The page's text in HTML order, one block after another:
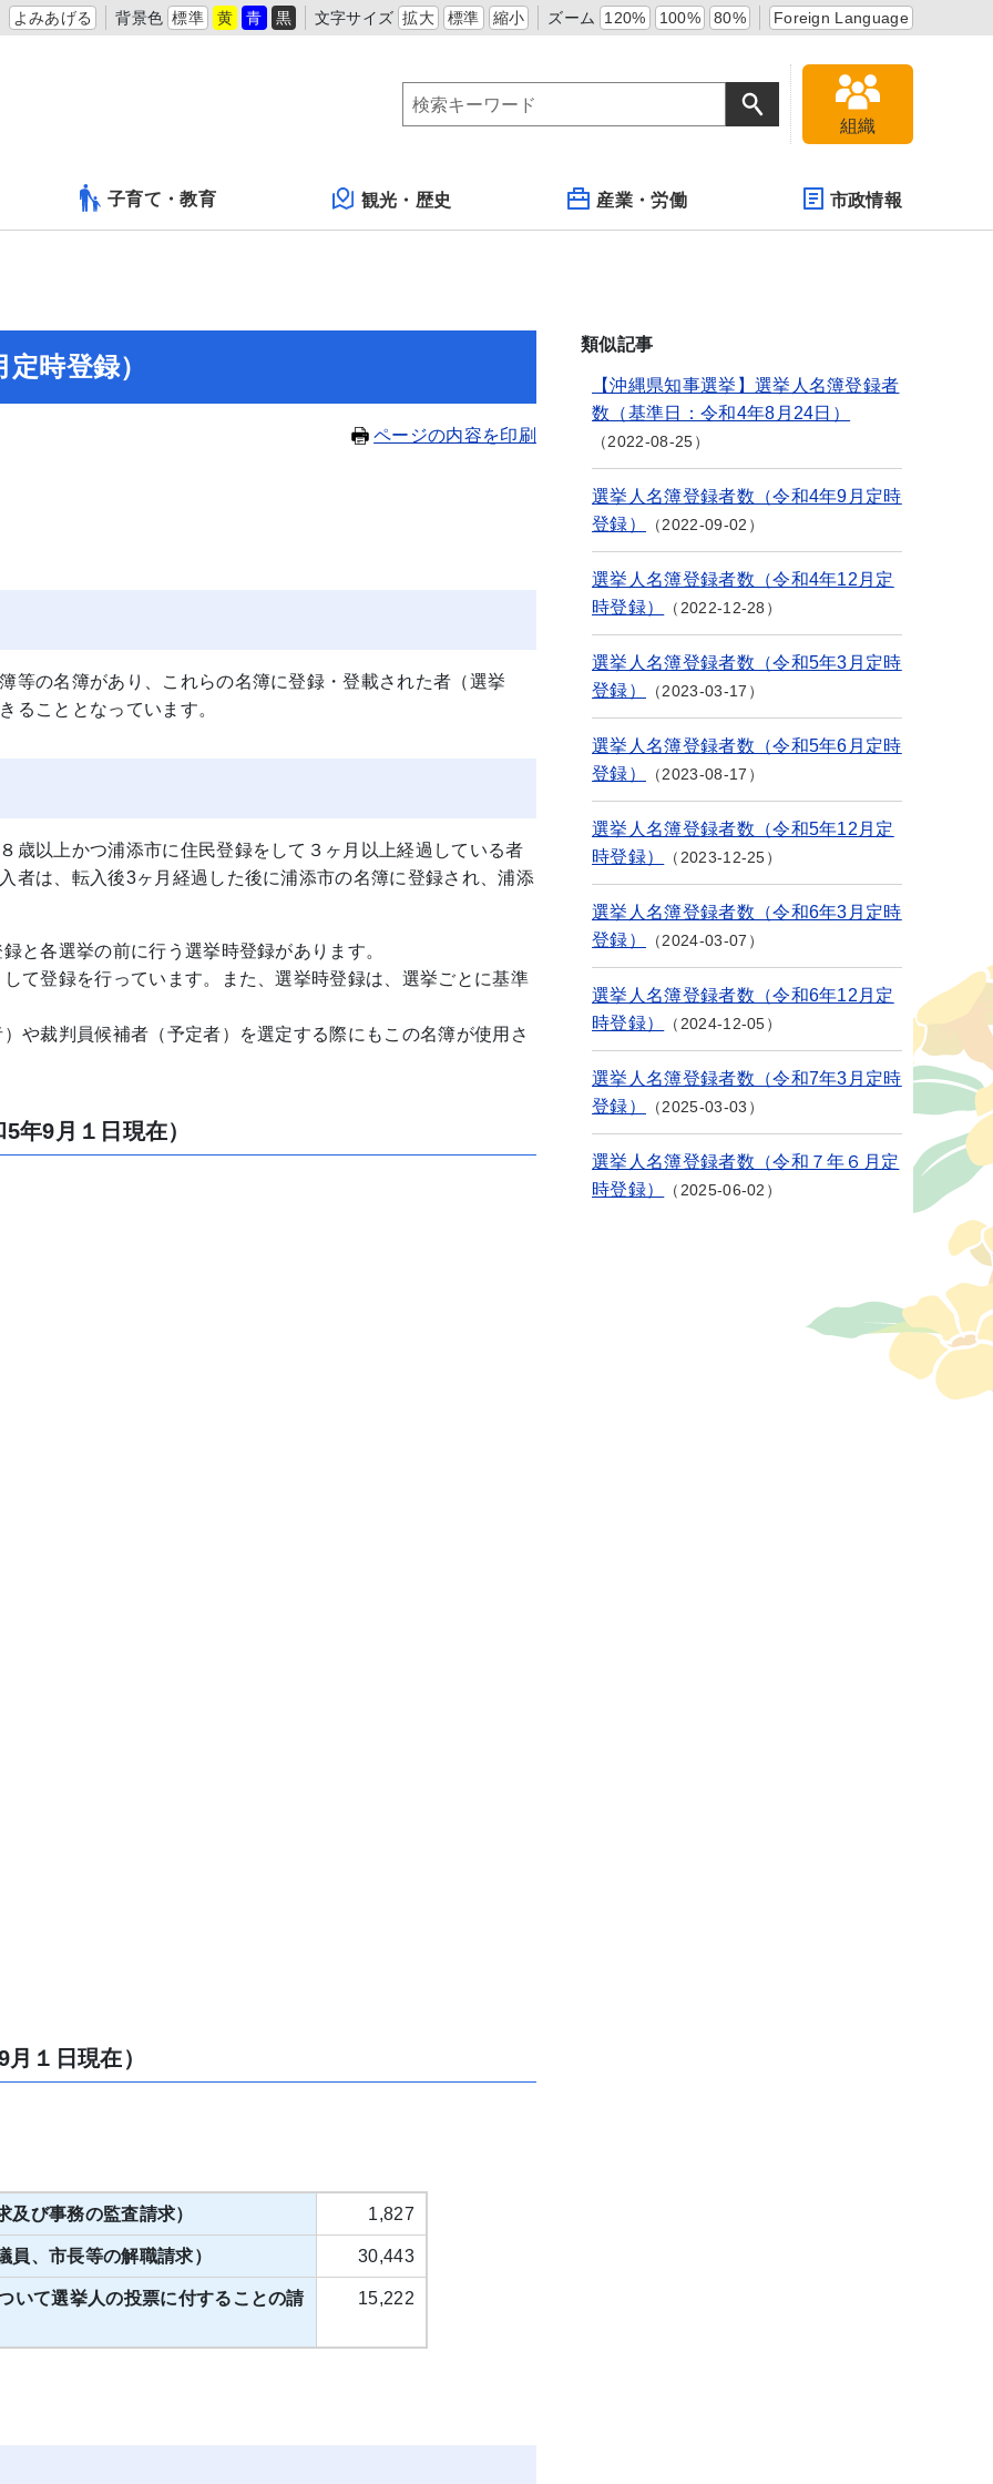
よみあげる 背景色 標準 黄 青 黒 文字サイズ 拡大 標準 縮小 ズーム 120% 100% 80% Foreign Language
組織
子育て・教育 観光・歴史 産業・労働 市政情報
時登録）
ページの内容を印刷
の名簿があり、これらの名簿に登録・登載された者（選挙
ることとなっています。
歳以上かつ浦添市に住民登録をして３ヶ月以上経過している者
者は、転入後3ヶ月経過した後に浦添市の名簿に登録され、浦添
と各選挙の前に行う選挙時登録があります。
て登録を行っています。また、選挙時登録は、選挙ごとに基準
や裁判員候補者（予定者）を選定する際にもこの名簿が使用さ
年9月１日現在）
１日現在）
び事務の監査請求） 1,827
、市長等の解職請求） 30,443
いて選挙人の投票に付することの請 15,222
類似記事
【沖縄県知事選挙】選挙人名簿登録者
数（基準日：令和4年8月24日）
2022-08-25
選挙人名簿登録者数（令和4年9月定時
登録）
2022-09-02
選挙人名簿登録者数（令和4年12月定
時登録）
2022-12-28
選挙人名簿登録者数（令和5年3月定時
登録）
2023-03-17
選挙人名簿登録者数（令和5年6月定時
登録）
2023-08-17
選挙人名簿登録者数（令和5年12月定
時登録）
2023-12-25
選挙人名簿登録者数（令和6年3月定時
登録）
2024-03-07
選挙人名簿登録者数（令和6年12月定
時登録）
2024-12-05
選挙人名簿登録者数（令和7年3月定時
登録）
2025-03-03
選挙人名簿登録者数（令和７年６月定
時登録）
2025-06-02